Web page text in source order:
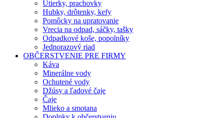
Utierky, prachovky
Hubky, drôtenky, kefy
Pomôcky na upratovanie
Vrecia na odpad, sáčky, tašky
Odpadkové koše, popolníky
Jednorazový riad
OBČERSTVENIE PRE FIRMY
Káva
Minerálne vody
Ochutené vody
Džúsy a ľadové čaje
Čaje
Mlieko a smotana